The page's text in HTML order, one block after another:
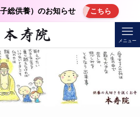
総供養）のお知らせ こちら
メニュー